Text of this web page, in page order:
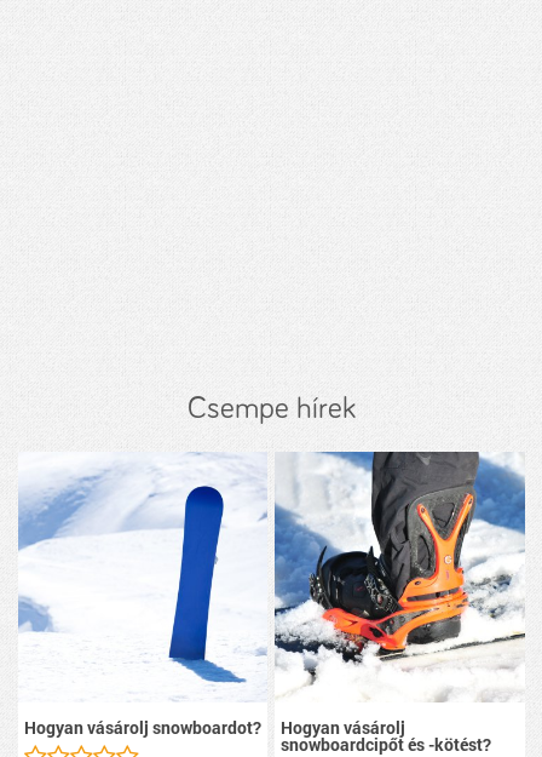
Csempe hírek
Hogyan vásárolj snowboardot? Hogyan vásárolj
snowboardcipőt és -kötést?